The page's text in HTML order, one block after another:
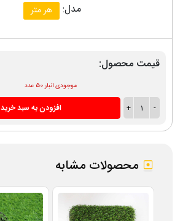
مدل: هر متر
قیمت محصول:
موجودی انبار 50 عدد
-
1
+ افزودن به سبد خرید
محصولات مشابه